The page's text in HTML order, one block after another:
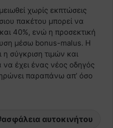
χωρίς εκπτώσεις
πακέτου μπορεί να
40%, ενώ η προσεκτική
μέσω bonus-malus. Η
σύγκριση τιμών και
να έχει ένας νέος οδηγός
παραπάνω απ’ όσο
ασφάλεια αυτοκινήτου